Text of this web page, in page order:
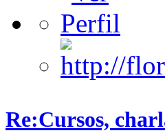
Re:Cursos,